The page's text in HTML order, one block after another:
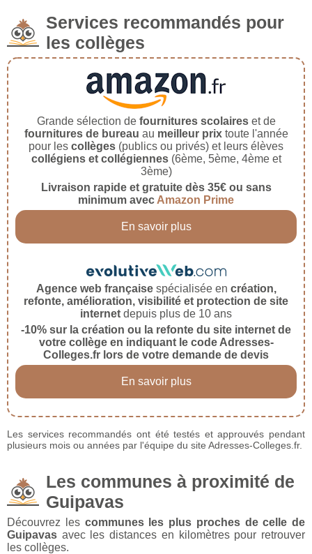
Services recommandés pour
les collèges
Grande sélection de fournitures scolaireset de
fournitures de bureau au meilleur prixtoute l'année
pour les collèges (publics ou privés) et leurs élèves
collégiens et collégiennes(6ème, 5ème, 4ème et
3ème)
Livraison rapide et gratuite dès 35€ ou sans
minimum avec Amazon Prime
En savoir plus
Agence web françaisespécialisée en création,
refonte, amélioration, visibilité et protection de site
internet depuis plus de 10 ans
-10% sur la création ou la refonte du site internet de
votre collège en indiquant le code Adresses-
Colleges.fr lors de votre demande de devis
En savoir plus
Les services recommandés ont été testés et approuvés pendant
plusieurs mois ou années par l'équipe du site Adresses-Colleges.fr.
Les communes à proximité de
Guipavas
Découvrez les communes les plus proches de celle de
Guipavas avec les distances en kilomètres pour retrouver
les collèges.